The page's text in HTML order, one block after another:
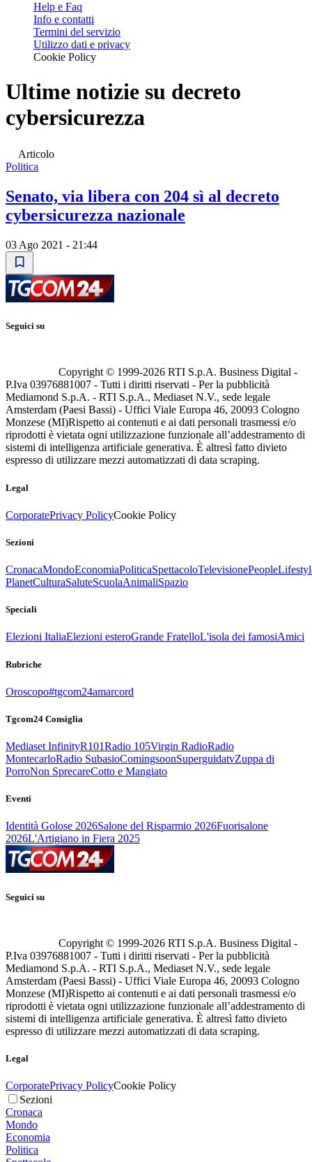
Help e Faq
Info e contatti
Termini del servizio
Utilizzo dati e privacy
Cookie Policy
Ultime notizie su decreto
cybersicurezza
Articolo
Politica
Senato, via libera con 204 sì al decreto
cybersicurezza nazionale
03 Ago 2021 - 21:44
Seguici su
Copyright © 1999-2026 RTI S.p.A. Business Digital -
P.Iva 03976881007 - Tutti i diritti riservati - Per la pubblicità
Mediamond S.p.A. - RTI S.p.A., Mediaset N.V., sede legale
Amsterdam (Paesi Bassi) - Uffici Viale Europa 46, 20093 Cologno
Monzese (MI)Rispetto ai contenuti e ai dati personali trasmessi e/o
riprodotti è vietata ogni utilizzazione funzionale all’addestramento di
sistemi di intelligenza artificiale generativa. È altresì fatto divieto
espresso di utilizzare mezzi automatizzati di data scraping.
Legal
CorporatePrivacy PolicyCookie Policy
Sezioni
CronacaMondoEconomiaPoliticaSpettacoloTelevisionePeople
PlanetCulturaSaluteScuolaAnimaliSpazio
Speciali
Elezioni ItaliaElezioni esteroGrande FratelloL'isola dei famosiAmici
Rubriche
Oroscopo#tgcom24amarcord
Tgcom24 Consiglia
Mediaset InfinityR101Radio 105Virgin RadioRadio
MontecarloRadio SubasioComingsoonSuperguidatvZuppa di
PorroNon SprecareCotto e Mangiato
Eventi
Identità Golose 2026Salone del Risparmio 2026Fuorisalone
2026L'Artigiano in Fiera 2025
Seguici su
Copyright © 1999-2026 RTI S.p.A. Business Digital -
P.Iva 03976881007 - Tutti i diritti riservati - Per la pubblicità
Mediamond S.p.A. - RTI S.p.A., Mediaset N.V., sede legale
Amsterdam (Paesi Bassi) - Uffici Viale Europa 46, 20093 Cologno
Monzese (MI)Rispetto ai contenuti e ai dati personali trasmessi e/o
riprodotti è vietata ogni utilizzazione funzionale all’addestramento di
sistemi di intelligenza artificiale generativa. È altresì fatto divieto
espresso di utilizzare mezzi automatizzati di data scraping.
Legal
CorporatePrivacy PolicyCookie Policy
Sezioni
Cronaca
Mondo
Economia
Politica